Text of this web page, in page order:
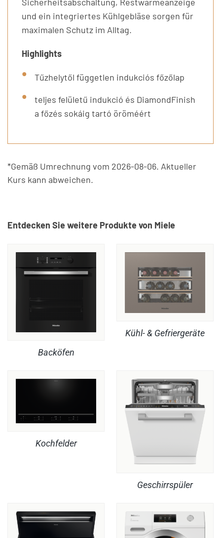
Sicherheitsabschaltung, Restwärmeanzeige
und ein integriertes Kühlgebläse sorgen für
maximalen Schutz im Alltag.
Highlights
Tűzhelytől független indukciós főzőlap
teljes felületű indukció és DiamondFinish
a főzés sokáig tartó öröméért
*Gemäß Umrechnung vom 2026-08-06. Aktueller
Kurs kann abweichen.
Entdecken Sie weitere Produkte von Miele
Backöfen
Kühl- & Gefriergeräte
Kochfelder
Geschirrspüler